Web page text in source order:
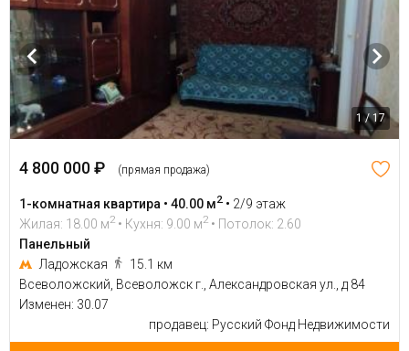
1 / 17
4 800 000 ₽ (прямая продажа)
1-комнатная квартира • 40.00 м2 • 2/9 этаж
Жилая: 18.00 м2 • Кухня: 9.00 м2 • Потолок: 2.60
Панельный
Ладожская
15.1 км
Всеволожский, Всеволожск г., Александровская ул., д 84
Изменен: 30.07
продавец: Русский Фонд Недвижимости